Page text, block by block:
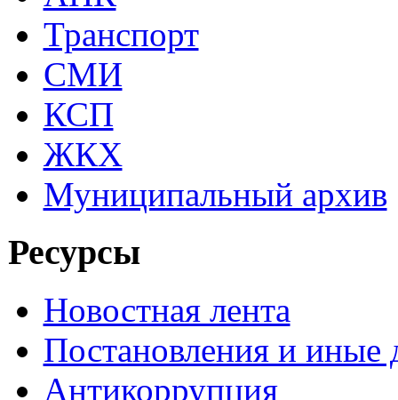
Транспорт
СМИ
КСП
ЖКХ
Муниципальный архив
Ресурсы
Новостная лента
Постановления и иные
Антикоррупция